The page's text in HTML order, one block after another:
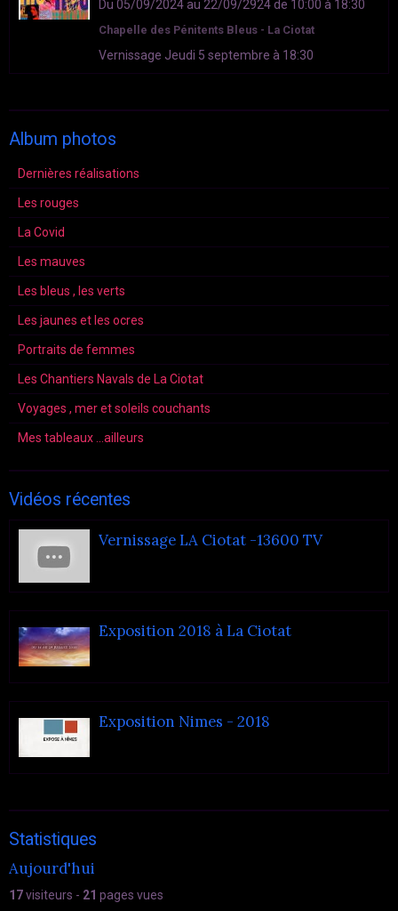
Du 05/09/2024 au 22/09/2924 de 10:00 à 18:30
Chapelle des Pénitents Bleus - La Ciotat
Vernissage Jeudi 5 septembre à 18:30
Album photos
Dernières réalisations
Les rouges
La Covid
Les mauves
Les bleus , les verts
Les jaunes et les ocres
Portraits de femmes
Les Chantiers Navals de La Ciotat
Voyages , mer et soleils couchants
Mes tableaux ...ailleurs
Vidéos récentes
Vernissage LA Ciotat -13600 TV
Exposition 2018 à La Ciotat
Exposition Nimes - 2018
Statistiques
Aujourd'hui
17visiteurs - 21 pages vues